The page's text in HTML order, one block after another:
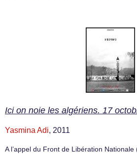
Ici on noie les algériens. 17
Yasmina Adi, 2011
A l’appel du Front de Libération